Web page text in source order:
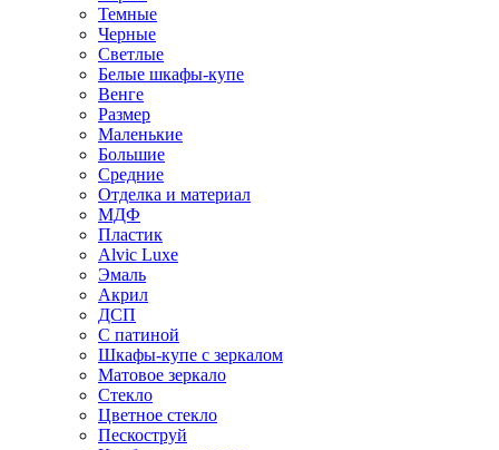
Темные
Черные
Светлые
Белые шкафы-купе
Венге
Размер
Маленькие
Большие
Средние
Отделка и материал
МДФ
Пластик
Alvic Luxe
Эмаль
Акрил
ДСП
С патиной
Шкафы-купе с зеркалом
Матовое зеркало
Стекло
Цветное стекло
Пескоструй